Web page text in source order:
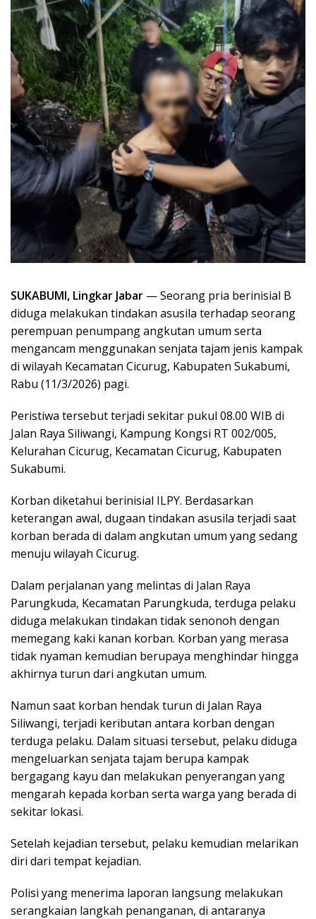
SUKABUMI, Lingkar Jabar — Seorang pria berinisial B
diduga melakukan tindakan asusila terhadap seorang
perempuan penumpang angkutan umum serta
mengancam menggunakan senjata tajam jenis kampak
di wilayah Kecamatan Cicurug, Kabupaten Sukabumi,
Rabu (11/3/2026) pagi.
Peristiwa tersebut terjadi sekitar pukul 08.00 WIB di
Jalan Raya Siliwangi, Kampung Kongsi RT 002/005,
Kelurahan Cicurug, Kecamatan Cicurug, Kabupaten
Sukabumi.
Korban diketahui berinisial ILPY. Berdasarkan
keterangan awal, dugaan tindakan asusila terjadi saat
korban berada di dalam angkutan umum yang sedang
menuju wilayah Cicurug.
Dalam perjalanan yang melintas di Jalan Raya
Parungkuda, Kecamatan Parungkuda, terduga pelaku
diduga melakukan tindakan tidak senonoh dengan
memegang kaki kanan korban. Korban yang merasa
tidak nyaman kemudian berupaya menghindar hingga
akhirnya turun dari angkutan umum.
Namun saat korban hendak turun di Jalan Raya
Siliwangi, terjadi keributan antara korban dengan
terduga pelaku. Dalam situasi tersebut, pelaku diduga
mengeluarkan senjata tajam berupa kampak
bergagang kayu dan melakukan penyerangan yang
mengarah kepada korban serta warga yang berada di
sekitar lokasi.
Setelah kejadian tersebut, pelaku kemudian melarikan
diri dari tempat kejadian.
Polisi yang menerima laporan langsung melakukan
serangkaian langkah penanganan, di antaranya